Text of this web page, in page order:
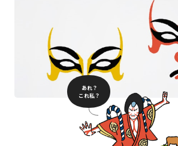
あれ？
これ私？